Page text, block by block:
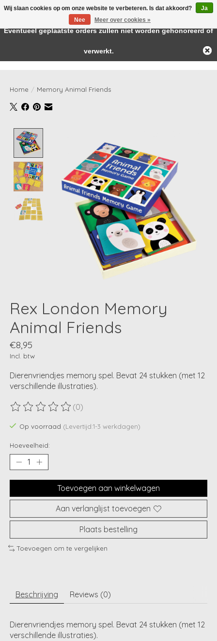
Home / Memory Animal Friends
Rex London Memory
Animal Friends
€8,95
Incl. btw
Dierenvriendjes memory spel. Bevat 24 stukken (met 12
verschillende illustraties).
De beoordeling van dit product is
(0)
Op voorraad (Levertijd:1-3 werkdagen)
Hoeveelheid:
Toevoegen aan winkelwagen
Aan verlanglijst toevoegen
Plaats bestelling
Toevoegen om te vergelijken
Beschrijving Reviews (0)
Dierenvriendjes memory spel. Bevat 24 stukken (met 12
verschillende illustraties).
Wij slaan cookies op om onze website te verbeteren. Is dat akkoord?
Ja
Nee
Meer over cookies »
← Keer terug naar de backofficeDeze winkel is in aanbouw.
Eventueel geplaatste orders zullen niet worden gehonoreerd of
verwerkt.